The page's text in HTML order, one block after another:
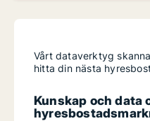
Vårt dataverktyg
hitta din nästa
Kunskap och data